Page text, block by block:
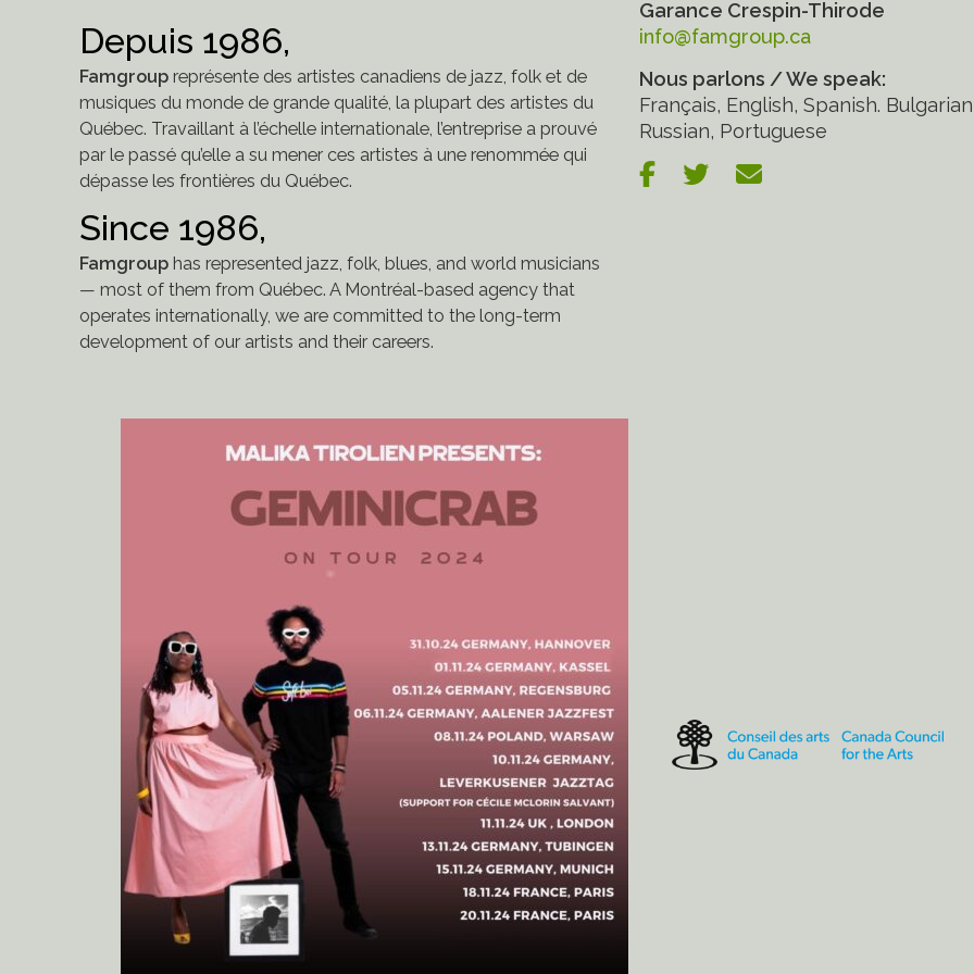
Depuis 1986,
Famgroup représente des artistes canadiens de jazz, folk et de
musiques du monde de grande qualité, la plupart des artistes du
Québec. Travaillant à l’échelle internationale, l’entreprise a prouvé
par le passé qu’elle a su mener ces artistes à une renommée qui
dépasse les frontières du Québec.
Since 1986,
Famgrouphas represented jazz, folk, blues, and world musicians
— most of them from Québec. A Montréal-based agency that
operates internationally, we are committed to the long-term
development of our artists and their careers.
Garance Crespin-Thirode
info@famgroup.ca
Nous parlons / We speak:
Français, English, Spanish.
Russian, Portuguese